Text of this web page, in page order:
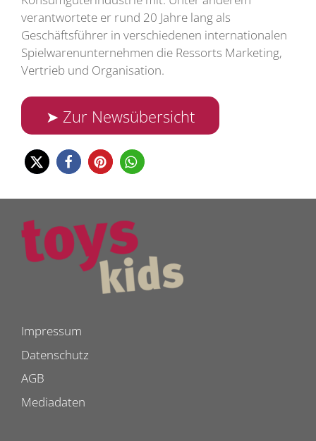
verantwortete er rund 20 Jahre lang als
Geschäftsführer in verschiedenen internationalen
Spielwarenunternehmen die Ressorts Marketing,
Vertrieb und Organisation.
➤ Zur Newsübersicht
Impressum
Datenschutz
AGB
Mediadaten